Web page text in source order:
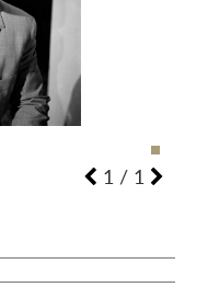
1 / 1